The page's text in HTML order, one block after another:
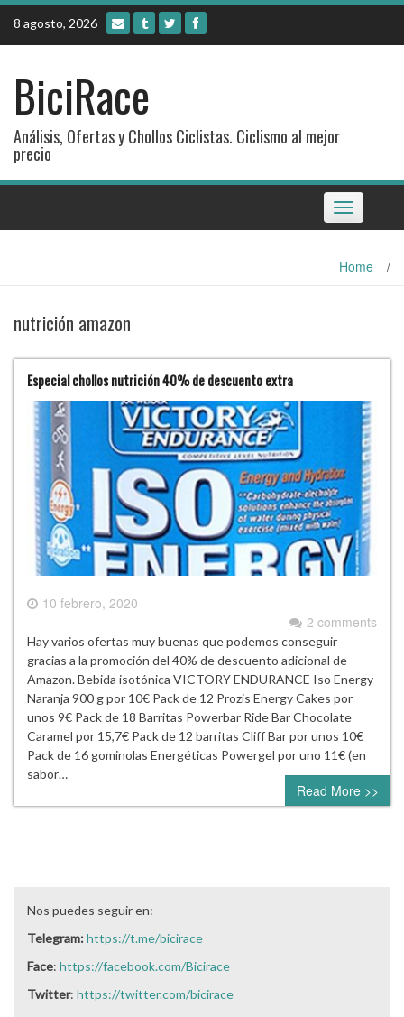
Skip
content
8 agosto, 2026
BiciRace
Análisis, Ofertas y Chollos Ciclistas. Ciclismo al mejor
precio
Toggle
navigation
Home /
nutrición amazon
Especial chollos nutrición 40% de descuento extra
10 febrero, 2020
2 comments
Hay varios ofertas muy buenas que podemos conseguir
gracias a la promoción del 40% de descuento adicional de
Amazon. Bebida isotónica VICTORY ENDURANCE Iso Energy
Naranja 900 g por 10€ Pack de 12 Prozis Energy Cakes por
unos 9€ Pack de 18 Barritas Powerbar Ride Bar Chocolate
Caramel por 15,7€ Pack de 12 barritas Cliff Bar por unos 10€
Pack de 16 gominolas Energéticas Powergel por uno 11€ (en
sabor…
Read More >>
Nos puedes seguir en:
Telegram:https://t.me/bicirace
Face: https://facebook.com/Bicirace
Twitter: https://twitter.com/bicirace